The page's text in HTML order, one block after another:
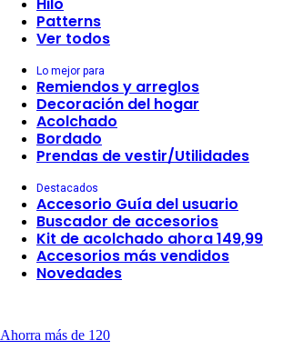
Hilo
Patterns
Ver todos
Lo mejor para
Remiendos y arreglos
Decoración del hogar
Acolchado
Bordado
Prendas de vestir/Utilidades
Destacados
Accesorio Guía del usuario
Buscador de accesorios
Kit de acolchado ahora 149,99
Accesorios más vendidos
Novedades
Ahorra más de 120